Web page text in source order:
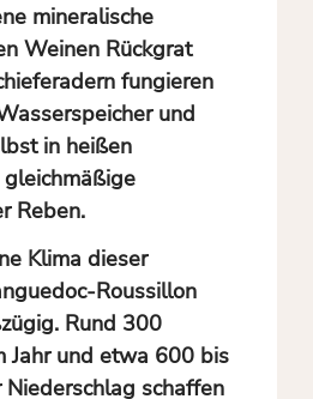
mineralische
Weinen Rückgrat
fungieren
und
in heißen
gleichmäßige
Reben.
Klima dieser
Roussillon
Rund 300
Jahr und etwa 600 bis
schaffen